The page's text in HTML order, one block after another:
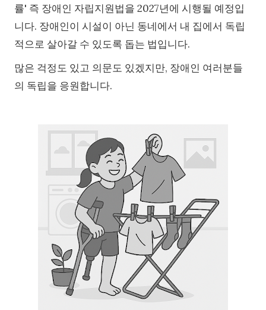
률' 즉 장애인 자립지원법을 2027년에 시행될 예정입
니다. 장애인이 시설이 아닌 동네에서 내 집에서 독립
적으로 살아갈 수 있도록 돕는 법입니다.
많은 걱정도 있고 의문도 있겠지만, 장애인 여러분들
의 독립을 응원합니다.